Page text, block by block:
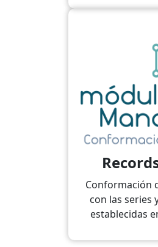
Conformación
con las series
establecidas